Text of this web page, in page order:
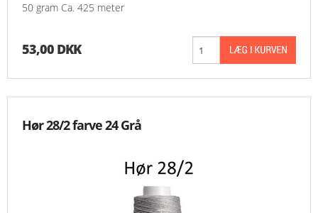
50 gram Ca. 425 meter
53,00 DKK
Hør 28/2 farve 24 Grå